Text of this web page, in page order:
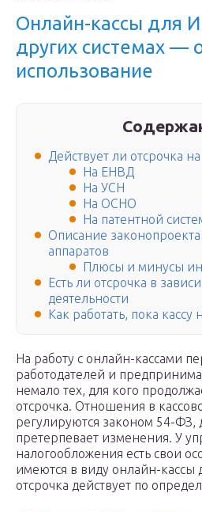
Онлайн-кассы для
других системах —
использование
Действует ли отсрочка
На ЕНВД
На УСН
На ОСНО
На патентной
Описание
аппаратов
Плюсы и минусы
Есть ли отсрочка в
деятельности
Как работать, пока кассу
На работу с онлайн-кассами
работодателей и
немало тех, для кого
отсрочка. Отношения в
регулируются законом 54-ФЗ,
претерпевает изменения. У
налогообложения есть свои
имеются в виду онлайн-
отсрочка действует по